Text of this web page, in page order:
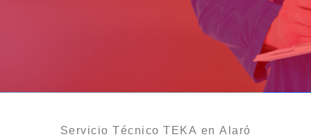
Servicio Técnico TEKA en Alaró